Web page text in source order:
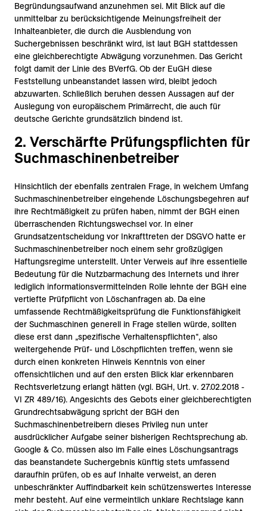
Begründungsaufwand anzunehmen sei. Mit Blick auf die
unmittelbar zu berücksichtigende Meinungsfreiheit der
Inhalteanbieter, die durch die Ausblendung von
Suchergebnissen beschränkt wird, ist laut BGH stattdessen
eine gleichberechtigte Abwägung vorzunehmen. Das Gericht
folgt damit der Linie des BVerfG. Ob der EuGH diese
Feststellung unbeanstandet lassen wird, bleibt jedoch
abzuwarten. Schließlich beruhen dessen Aussagen auf der
Auslegung von europäischem Primärrecht, die auch für
deutsche Gerichte grundsätzlich bindend ist.
2. Verschärfte Prüfungspflichten für
Suchmaschinenbetreiber
Hinsichtlich der ebenfalls zentralen Frage, in welchem Umfang
Suchmaschinenbetreiber eingehende Löschungsbegehren auf
ihre Rechtmäßigkeit zu prüfen haben, nimmt der BGH einen
überraschenden Richtungswechsel vor. In einer
Grundsatzentscheidung vor Inkrafttreten der DSGVO hatte er
Suchmaschinenbetreiber noch einem sehr großzügigen
Haftungsregime unterstellt. Unter Verweis auf ihre essentielle
Bedeutung für die Nutzbarmachung des Internets und ihrer
lediglich informationsvermittelnden Rolle lehnte der BGH eine
vertiefte Prüfpflicht von Löschanfragen ab. Da eine
umfassende Rechtmäßigkeitsprüfung die Funktionsfähigkeit
der Suchmaschinen generell in Frage stellen würde, sollten
diese erst dann „spezifische Verhaltenspflichten“, also
weitergehende Prüf- und Löschpflichten treffen, wenn sie
durch einen konkreten Hinweis Kenntnis von einer
offensichtlichen und auf den ersten Blick klar erkennbaren
Rechtsverletzung erlangt hätten (vgl. BGH, Urt. v. 27.02.2018 -
VI ZR 489/16). Angesichts des Gebots einer gleichberechtigten
Grundrechtsabwägung spricht der BGH den
Suchmaschinenbetreibern dieses Privileg nun unter
ausdrücklicher Aufgabe seiner bisherigen Rechtsprechung ab.
Google & Co. müssen also im Falle eines Löschungsantrags
das beanstandete Suchergebnis künftig stets umfassend
daraufhin prüfen, ob es auf Inhalte verweist, an deren
unbeschränkter Auffindbarkeit kein schützenswertes Interesse
mehr besteht. Auf eine vermeintlich unklare Rechtslage kann